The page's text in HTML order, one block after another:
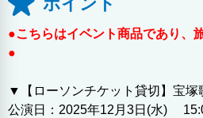
●こちらはイベント商品であり、
●
▼【ローソンチケット貸切】宝塚
公演日：2025年12月3日(水)